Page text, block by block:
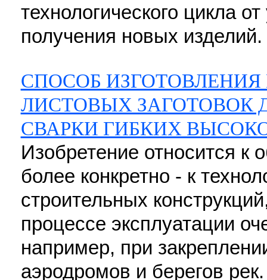
технологического цикла
получения новых
СПОСОБ
ЛИСТОВЫХ ЗАГОТОВОК
СВАРКИ ГИБКИХ
Изобретение относится к
более конкретно - к
строительных
процессе эксплуатации
например, при
аэродромов и берегов